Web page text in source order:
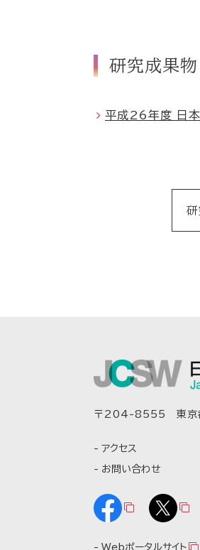
研究成果物
平成26年度 日本
研
〒204-8555 東京
アクセス
お問い合わせ
Webポータルサイト